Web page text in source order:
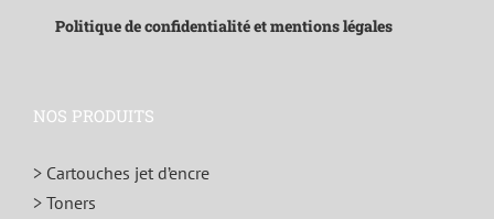
Politique de confidentialité et mentions légales
NOS PRODUITS
> Cartouches jet d’encre
> Toners